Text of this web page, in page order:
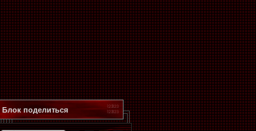
Блок поделиться